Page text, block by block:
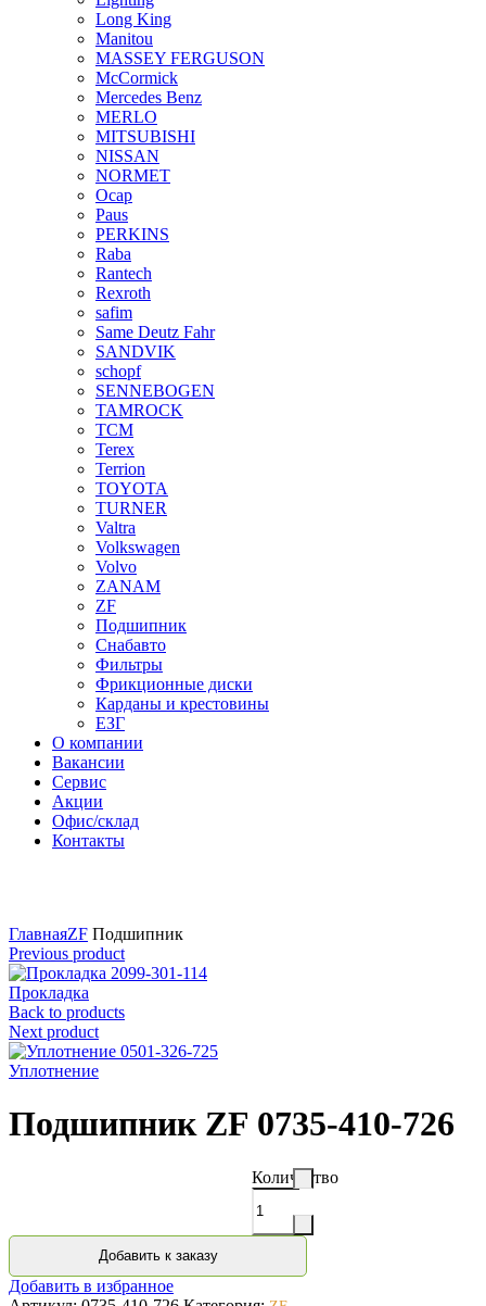
Long King
Manitou
MASSEY FERGUSON
McCormick
Mercedes Benz
MERLO
MITSUBISHI
NISSAN
NORMET
Ocap
Paus
PERKINS
Raba
Rantech
Rexroth
safim
Same Deutz Fahr
SANDVIK
schopf
SENNEBOGEN
TAMROCK
TCM
Terex
Terrion
TOYOTA
TURNER
Valtra
Volkswagen
Volvo
ZANAM
ZF
Подшипник
Снабавто
Фильтры
Фрикционные диски
Карданы и крестовины
ЕЗГ
О компании
Вакансии
Сервис
Акции
Офис/склад
Контакты
ГлавнаяZF Подшипник
Previous product
Прокладка
Back to products
Next product
Уплотнение
Подшипник ZF 0735-410-726
Количество
Добавить к заказу
Добавить в избранное